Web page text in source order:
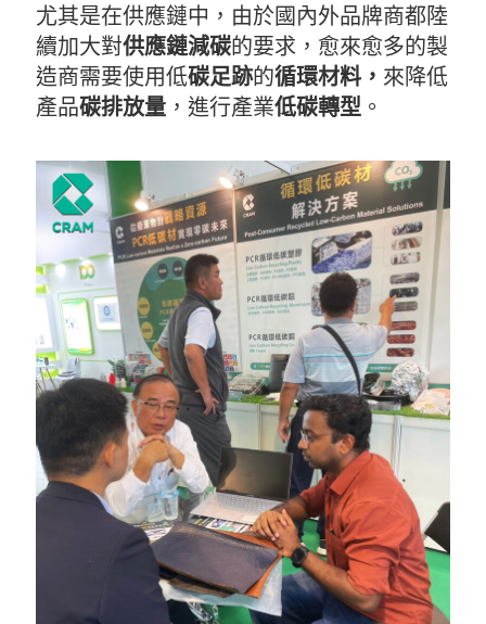
尤其是在供應鏈中，由於國內外品牌商都陸
續加大對供應鏈減碳的要求，愈來愈多的製
造商需要使用低碳足跡的循環材料， 來降低
產品碳排放量 ，進行產業低碳轉型 。